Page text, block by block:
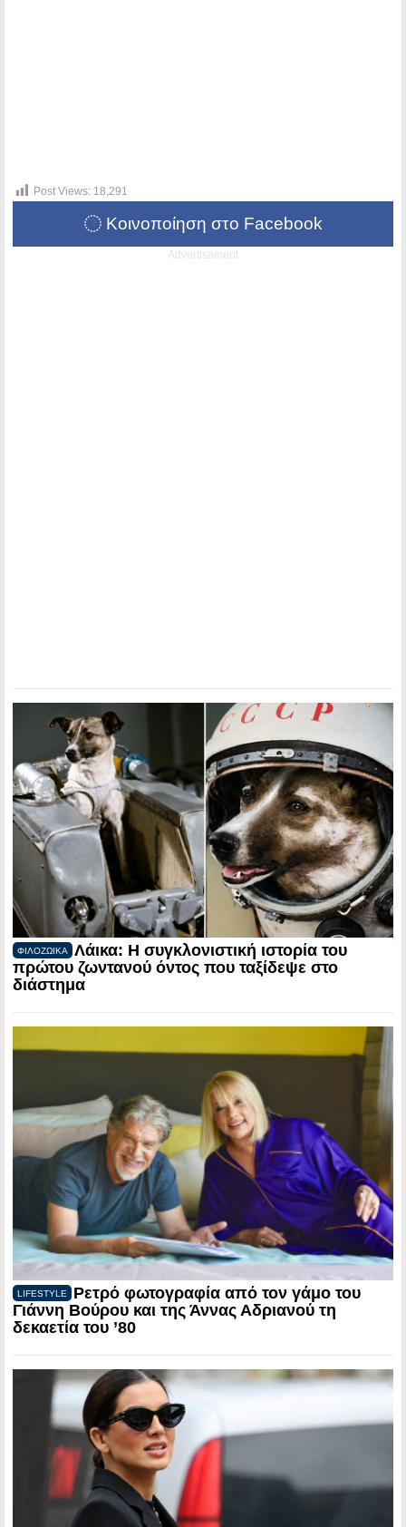
Post Views: 18,291
Κοινοποίηση στο Facebook
Advertisement
ΦΙΛΟΖΩΙΚΑ
Λάικα: Η συγκλονιστική ιστορία του
πρώτου ζωντανού όντος που ταξίδεψε στο
διάστημα
LIFESTYLE
Ρετρό φωτογραφία από τον γάμο του
Γιάννη Βούρου και της Άννας Αδριανού τη
δεκαετία του ’80